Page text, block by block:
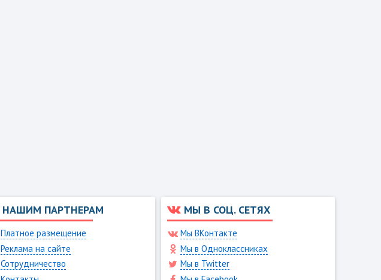
НАШИМ ПАРТНЕРАМ
Платное размещение
Реклама на сайте
Сотрудничество
МЫ В СОЦ. СЕТЯХ
Мы ВКонтакте
Мы в Одноклассниках
Мы в Twitter